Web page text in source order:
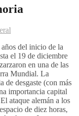
del inicio de la
el 19 de diciembre
en una de las
Mundial. La
de desgaste (con más
importancia capital
ataque alemán a los
de diez horas,